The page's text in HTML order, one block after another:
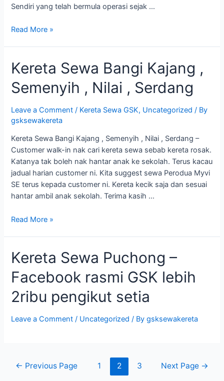
Sendiri yang telah bermula operasi sejak …
Kereta
Wonderland
Read More »
Kereta Sewa Bangi Kajang ,
Semenyih , Nilai , Serdang
Leave a Comment / Kereta Sewa GSK, Uncategorized / By
gsksewakereta
Kereta Sewa Bangi Kajang , Semenyih , Nilai , Serdang –
Customer walk-in nak cari kereta sewa sebab kereta rosak.
Katanya tak boleh nak hantar anak ke sekolah. Terus kacau
jadual harian customer ni. Kita suggest sewa Perodua Myvi
SE terus kepada customer ni. Kereta kecik saja dan sesuai
hantar ambil anak sekolah. Terima kasih …
Kereta
Kajang
,
Semenyih
Nilai
Serdang
Read More »
Kereta Sewa Puchong –
Facebook rasmi GSK lebih
2ribu pengikut setia
Leave a Comment / Uncategorized / Bygsksewakereta
Posts← Previous Page 1 2 3 Next Page →